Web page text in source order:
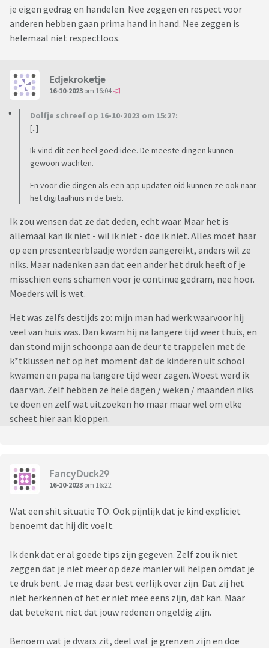
je eigen gedrag en handelen. Nee zeggen en respect voor
anderen hebben gaan prima hand in hand. Nee zeggen is
helemaal niet respectloos.
Edjekroketje
16-10-2023 om 16:04
Dolfje schreef op 16-10-2023 om 15:27:
[..]
Ik vind dit een heel goed idee. De meeste dingen kunnen
gewoon wachten.
En voor die dingen als een app updaten oid kunnen ze ook naar
het digitaalhuis in de bieb.
Ik zou wensen dat ze dat deden, echt waar. Maar het is
allemaal kan ik niet - wil ik niet - doe ik niet. Alles moet haar
op een presenteerblaadje worden aangereikt, anders wil ze
niks. Maar nadenken aan dat een ander het druk heeft of je
misschien eens schamen voor je continue gedram, nee hoor.
Moeders wil is wet.
Het was zelfs destijds zo: mijn man had werk waarvoor hij
veel van huis was. Dan kwam hij na langere tijd weer thuis, en
dan stond mijn schoonpa aan de deur te trappelen met de
k*tklussen net op het moment dat de kinderen uit school
kwamen en papa na langere tijd weer zagen. Woest werd ik
daar van. Zelf hebben ze hele dagen / weken / maanden niks
te doen en zelf wat uitzoeken ho maar maar wel om elke
scheet hier aan kloppen.
FancyDuck29
16-10-2023 om 16:22
Wat een shit situatie TO. Ook pijnlijk dat je kind expliciet
benoemt dat hij dit voelt.
Ik denk dat er al goede tips zijn gegeven. Zelf zou ik niet
zeggen dat je niet meer op deze manier wil helpen omdat je
te druk bent. Je mag daar best eerlijk over zijn. Dat zij het
niet herkennen of het er niet mee eens zijn, dat kan. Maar
dat betekent niet dat jouw redenen ongeldig zijn.
Benoem wat je dwars zit, deel wat je grenzen zijn en doe